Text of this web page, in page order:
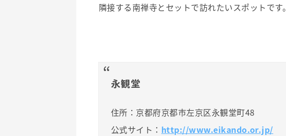
隣接する南禅寺とセットで訪れたいスポットです。
永観堂
住所：京都府京都市左京区永観堂町48
公式サイト： http://www.eikando.or.jp/